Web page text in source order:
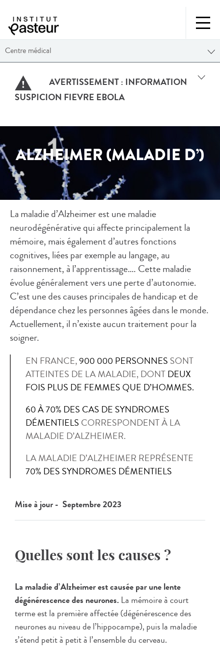
Centre médical
AVERTISSEMENT : INFORMATION
SUSPICION FIEVRE EBOLA
ALZHEIMER (MALADIE D’)
La maladie d’Alzheimer est une maladie
neurodégénérative qui affecte principalement la
mémoire, mais également d’autres fonctions
cognitives, liées par exemple au langage, au
raisonnement, à l’apprentissage…. Cette maladie
évolue généralement vers une perte d’autonomie.
C’est une des causes principales de handicap et de
dépendance chez les personnes âgées dans le monde.
Actuellement, il n’existe aucun traitement pour la
soigner.
EN FRANCE,900 000 PERSONNES SONT
ATTEINTES DE LA MALADIE, DONTDEUX
FOIS PLUS DE FEMMES QUE D’HOMMES.
60 À 70% DES CAS DE SYNDROMES
DÉMENTIELS CORRESPONDENT À LA
MALADIE D’ALZHEIMER.
LA MALADIE D’ALZHEIMER REPRÉSENTE
70% DES SYNDROMES DÉMENTIELS
Mise à jour - Septembre 2023
Quelles sont les causes ?
La maladie d’Alzheimer est causée par une lente
dégénérescence des neurones.La mémoire à court
terme est la première affectée (dégénérescence des
neurones au niveau de l’hippocampe), puis la maladie
s’étend petit à petit à l’ensemble du cerveau.